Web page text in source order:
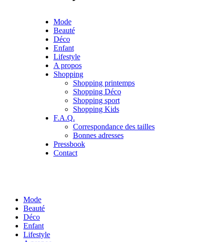
Mode
Beauté
Déco
Enfant
Lifestyle
A propos
Shopping
Shopping printemps
Shopping Déco
Shopping sport
Shopping Kids
F.A.Q.
Correspondance des tailles
Bonnes adresses
Pressbook
Contact
Mode
Beauté
Déco
Enfant
Lifestyle